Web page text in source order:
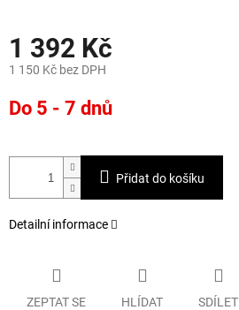
1 392 Kč
1 150 Kč bez DPH
cena:
Do 5 - 7 dnů
Přidat do košíku
Detailní informace
ZEPTAT SE HLÍDAT SDÍLET